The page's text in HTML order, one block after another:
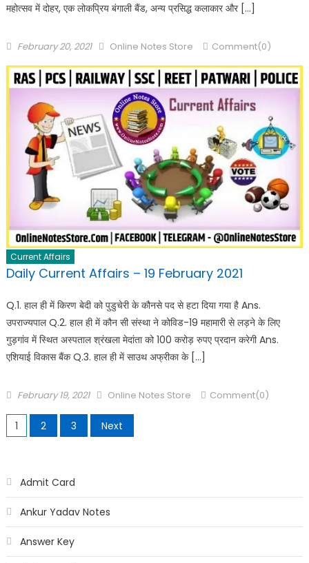
महोत्सव में दोहर, एक लोकप्रिय बंगाली बैंड, अन्य प्रसिद्ध कलाकार और […]
February 20, 2021 Online Notes Store Comment(0)
Current Affairs
Daily Current Affairs – 19 February 2021
Q.1. हाल ही में किरण बेदी को पुडुचेरी के कौनसे पद से हटा दिया गया है Ans.
उपराज्यपाल Q.2. हाल ही में कौन सी संस्था ने कोविड-19 महामारी से लड़ने के लिए
गुड़गांव में स्थित अस्पताल श्रंखला मेदांता को 100 करोड़ रुपए प्रदान करेगी Ans.
एशियाई विकास बैंक Q.3. हाल ही में साउथ अफ्रीका के […]
February 19, 2021 Online Notes Store Comment(0)
1 2 3 Next
Admit Card
Ankur Yadav Notes
Answer Key